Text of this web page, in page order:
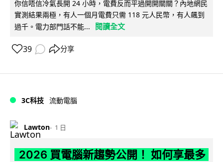
你信唔信冷氣長開 24 小時，電費反而平過開開關關？內地網民
實測結果兩極，有人一個月電費只需 118 元人民幣，有人飆到
過千。電力部門話不能...
閱讀全文
39 分享
3C科技 流動電腦
Lawton 1 日
2026 買電腦新趨勢公開！ 如何享最多